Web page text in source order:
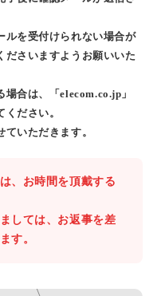
ルを受付けられない場合が
ださいますようお願いいた
合は、「elecom.co.jp」
ださい。
いただきます。
、お時間を頂戴する
しては、お返事を差
す。